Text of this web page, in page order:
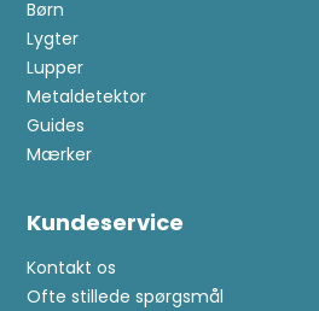
Børn
Lygter
Lupper
Metaldetektor
Guides
Mærker
Kundeservice
Kontakt os
Ofte stillede spørgsmål